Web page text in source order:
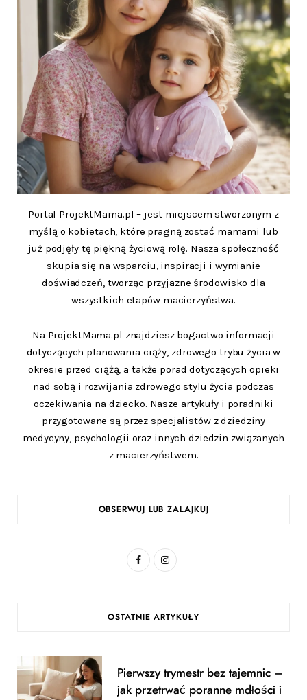
Portal ProjektMama.pl – jest miejscem stworzonym z
myślą o kobietach, które pragną zostać mamami lub
już podjęły tę piękną życiową rolę. Nasza społeczność
skupia się na wsparciu, inspiracji i wymianie
doświadczeń, tworząc przyjazne środowisko dla
wszystkich etapów macierzyństwa.
Na ProjektMama.pl znajdziesz bogactwo informacji
dotyczących planowania ciąży, zdrowego trybu życia w
okresie przed ciążą, a także porad dotyczących opieki
nad sobą i rozwijania zdrowego stylu życia podczas
oczekiwania na dziecko. Nasze artykuły i poradniki
przygotowane są przez specjalistów z dziedziny
medycyny, psychologii oraz innych dziedzin związanych
z macierzyństwem.
OBSERWUJ LUB ZALAJKUJ
F
c
o
I
s
g
OSTATNIE ARTYKUŁY
Pierwszy trymestr bez tajemnic –
jak przetrwać poranne mdłości i